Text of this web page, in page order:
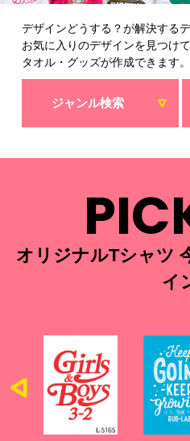
デザインどうする？が解決する
お気に入りのデザインを見つけ
タオル・グッズが作成できます。
ジャンル検索
オリジナルTシャツ
イ